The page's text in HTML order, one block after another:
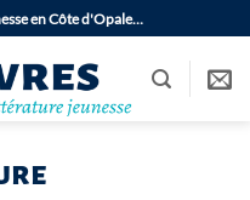
en Côte d'Opale…